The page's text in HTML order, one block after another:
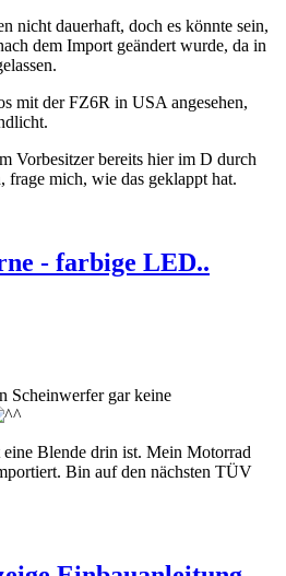
nicht dauerhaft, doch es könnte sein,
dem Import geändert wurde, da in
mit der FZ6R in USA angesehen,
Vorbesitzer bereits hier im D durch
frage mich, wie das geklappt hat.
- farbige LED..
Scheinwerfer gar keine
eine Blende drin ist. Mein Motorrad
Bin auf den nächsten TÜV